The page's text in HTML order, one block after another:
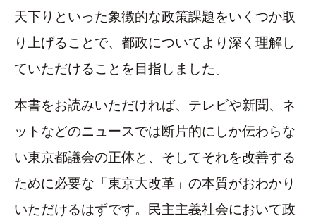
天下りといった象徴的な政策課題をいくつか取
り上げることで、都政についてより深く理解し
ていただけることを目指しました。
本書をお読みいただければ、テレビや新聞、ネ
ットなどのニュースでは断片的にしか伝わらな
い東京都議会の正体と、そしてそれを改善する
ために必要な「東京大改革」の本質がおわかり
いただけるはずです。民主主義社会において政